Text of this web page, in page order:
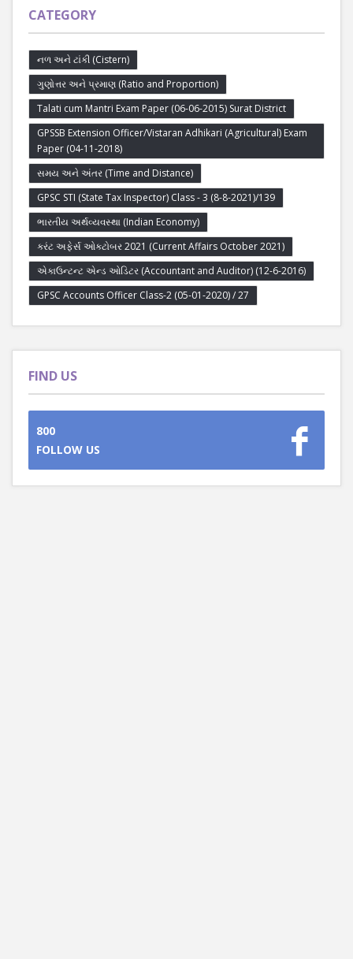
CATEGORY
નળ અને ટાંકી (Cistern)
ગુણોત્તર અને પ્રમાણ (Ratio and Proportion)
Talati cum Mantri Exam Paper (06-06-2015) Surat District
GPSSB Extension Officer/Vistaran Adhikari (Agricultural) Exam
Paper (04-11-2018)
સમય અને અંતર (Time and Distance)
GPSC STI (State Tax Inspector) Class - 3 (8-8-2021)/139
ભારતીય અર્થવ્યવસ્થા (Indian Economy)
કરંટ અફેર્સ ઓક્ટોબર 2021 (Current Affairs October 2021)
એકાઉન્ટન્ટ એન્ડ ઓડિટર (Accountant and Auditor) (12-6-2016)
GPSC Accounts Officer Class-2 (05-01-2020) / 27
FIND US
800
FOLLOW US